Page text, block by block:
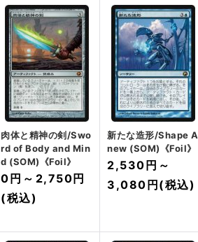
肉体と精神の剣/Swo
rd of Body and Min
d (SOM)《Foil》
0円 ～ 2,750円
(税込)
新たな造形/Shape A
new (SOM)《Foil》
2,530円 ～
3,080円 (税込)